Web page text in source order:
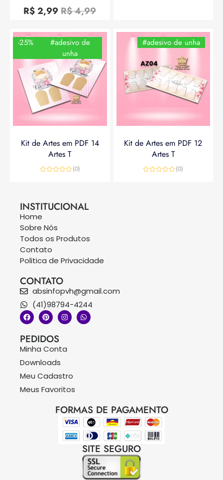
0
de
R$4,99
R$2,99
-25%
#adesivo de
unha
Kit de Artes em PDF 14
Artes T
(0)
#adesivo de unha
Kit de Artes em PDF 12
Artes T
(0)
INSTITUCIONAL
Home
Sobre Nós
Todos os Produtos
Contato
Politica de Privacidade
CONTATO
absinfopvh@gmail.com
(41)98794-4244
PEDIDOS
Minha Conta
Downloads
Meu Cadastro
Meus Favoritos
FORMAS DE PAGAMENTO
SITE SEGURO